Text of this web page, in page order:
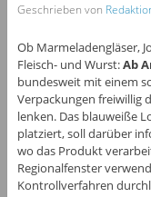
Geschrieben von
Ob Marmeladengläser,
Fleisch- und Wurst:Ab
bundesweit mit einem
Verpackungen freiwillig
lenken. Das blauweiße
platziert, soll darüber
wo das Produkt
Regionalfenster
Kontrollverfahren